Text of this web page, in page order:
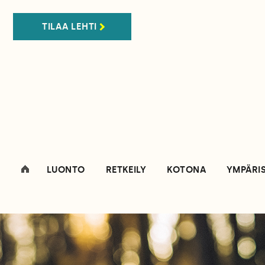
TILAA LEHTI
LUONTO RETKEILY KOTONA